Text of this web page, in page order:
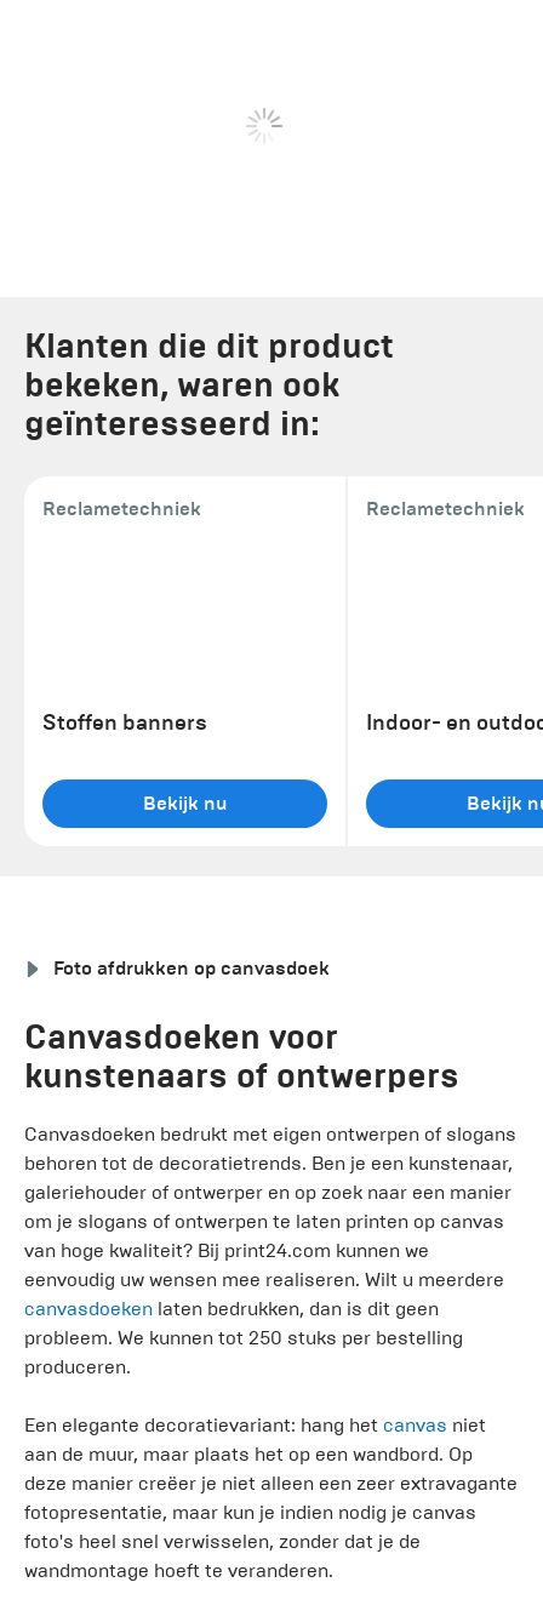
Klanten die dit product
bekeken, waren ook
geïnteresseerd in:
Reclametechniek
Stoffen banners
Bekijk nu
Reclametechniek
Indoor- en
Bekijk
Foto afdrukken op canvasdoek
Canvasdoeken voor
kunstenaars of ontwerpers
Canvasdoeken bedrukt met eigen ontwerpen of slogans
behoren tot de decoratietrends. Ben je een kunstenaar,
galeriehouder of ontwerper en op zoek naar een manier
om je slogans of ontwerpen te laten printen op canvas
van hoge kwaliteit? Bij print24.com kunnen we
eenvoudig uw wensen mee realiseren. Wilt u meerdere
canvasdoeken laten bedrukken, dan is dit geen
probleem. We kunnen tot 250 stuks per bestelling
produceren.
Een elegante decoratievariant: hang het canvas niet
aan de muur, maar plaats het op een wandbord. Op
deze manier creëer je niet alleen een zeer extravagante
fotopresentatie, maar kun je indien nodig je canvas
foto's heel snel verwisselen, zonder dat je de
wandmontage hoeft te veranderen.